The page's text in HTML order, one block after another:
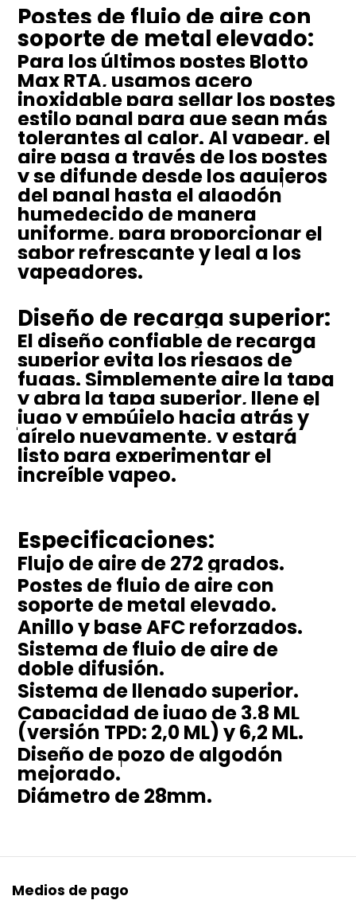
Postes de flujo de aire con
soporte de metal elevado:
Para los últimos postes Blotto
Max RTA, usamos acero
inoxidable para sellar los postes
estilo panal para que sean más
tolerantes al calor. Al vapear, el
aire pasa a través de los postes
y se difunde desde los agujeros
del panal hasta el algodón
humedecido de manera
uniforme, para proporcionar el
sabor refrescante y leal a los
vapeadores.
Diseño de recarga superior:
El diseño confiable de recarga
superior evita los riesgos de
fugas. Simplemente gire la tapa
y abra la tapa superior, llene el
jugo y empújelo hacia atrás y
gírelo nuevamente, y estará
listo para experimentar el
increíble vapeo.
Especificaciones:
Flujo de aire de 272 grados.
Postes de flujo de aire con
soporte de metal elevado.
Anillo y base AFC reforzados.
Sistema de flujo de aire de
doble difusión.
Sistema de llenado superior.
Capacidad de jugo de 3,8 ML
(versión TPD: 2,0 ML) y 6,2 ML.
Diseño de pozo de algodón
mejorado.
Diámetro de 28mm.
Medios de pago